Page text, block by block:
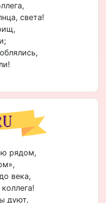
света!
рядом,
века,
дуют,